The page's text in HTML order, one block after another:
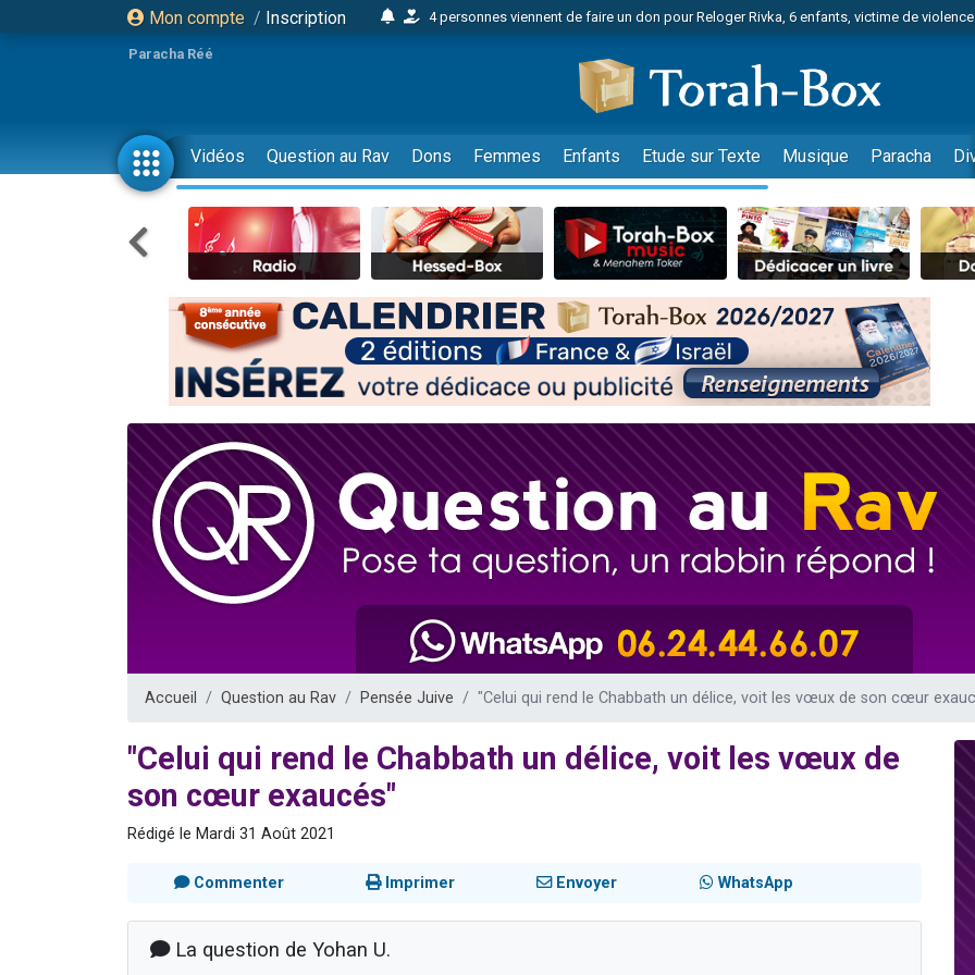
Mon compte / Inscription
4 personnes viennent de faire un don pour Reloger Rivka, 6 enfants, victime de
17 personnes viennent de demander une bénédiction
4 personnes viennent de nous rejoindre sur WhatsApp
Il reste 49 places pour étudier en groupe sur Zoom
23 personnes viennent de faire un don pour Diane, 80 ans, dans un appartement
Eva vient de donner son Maasser
4 personnes viennent de nous rejoindre sur WhatsApp
3 personnes viennent de nous rejoindre sur WhatsApp
3 personnes viennent de faire un don pour 5 jours de vacances aux Orphelins
Odaya vient de donner son Maasser
2 personnes viennent de nous rejoindre sur WhatsApp
13 personnes viennent de demander une bénédiction
12 nouvelles musiques dans Torah-Box Music
30 personnes viennent de faire un don pour Sauvez la jambe de Yohan
Il reste 49 places pour étudier en groupe sur Zoom
2 personnes viennent de nous rejoindre sur WhatsApp
2 nouvelles musiques dans Torah-Box Music
6 personnes viennent de nous rejoindre sur WhatsApp
Paracha Réé
Vidéos Question au Rav Dons Femmes Enfants Etude sur Texte Musique Paracha
Accueil Question au Rav Pensée Juive "Celui qui rend le Chabbath un délice, voit les vœux de son cœur
"Celui qui rend le Chabbath un délice, voit les vœux de
son cœur exaucés"
Rédigé le Mardi 31 Août 2021
Commenter Imprimer Envoyer WhatsApp
La question de Yohan U.